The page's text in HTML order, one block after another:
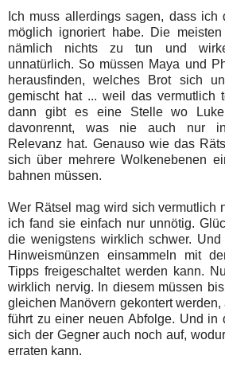
Ich muss allerdings sagen, dass
möglich ignoriert habe. Die
nämlich nichts zu tun und
unnatürlich. So müssen Maya und
herausfinden, welches Brot sich
gemischt hat ... weil das vermutlich
dann gibt es eine Stelle wo
davonrennt, was nie auch nur
Relevanz hat. Genauso wie das
sich über mehrere Wolkenebenen
bahnen müssen.
Wer Rätsel mag wird sich vermutlich
ich fand sie einfach nur unnötig.
die wenigstens wirklich schwer.
Hinweismünzen einsammeln mit
Tipps freigeschaltet werden kann.
wirklich nervig. In diesem müssen
gleichen Manövern gekontert
führt zu einer neuen Abfolge. Und in
sich der Gegner auch noch auf,
erraten kann.